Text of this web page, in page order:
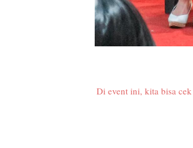
Di event ini, kita bisa